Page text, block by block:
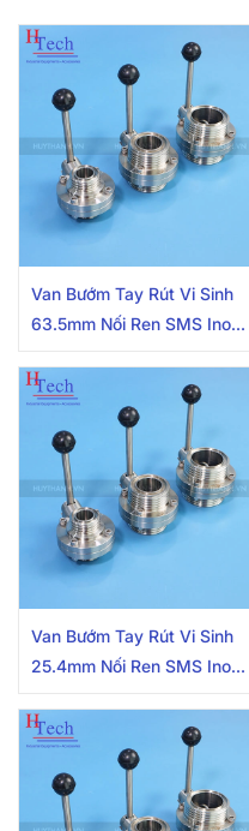
Van Bướm Tay Rút Vi Sinh
63.5mm Nối Ren SMS Inox
Van Bướm Tay Rút Vi Sinh
25.4mm Nối Ren SMS Inox